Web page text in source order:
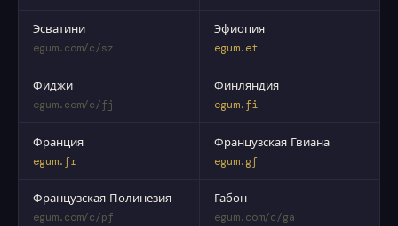
Эсватини
egum.com/c/sz
Эфиопия
egum.et
Фиджи
egum.com/c/fj
Финляндия
egum.fi
Франция
egum.fr
Французская Гвиана
egum.gf
Французская Полинезия
egum.com/c/pf
Габон
egum.com/c/ga